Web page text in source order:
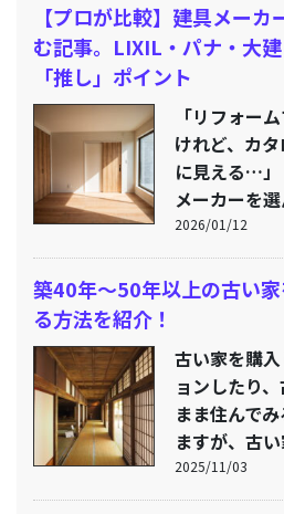
【プロが比較】建具メー
む記事。LIXIL・パナ・大
「推し」ポイント
「リフォー
けれど、カ
に見える…」
メーカーを
2026/01/12
築40年〜50年以上の古い
る方法を紹介！
古い家を購
ョンしたり
まま住んで
ますが、古
2025/11/03